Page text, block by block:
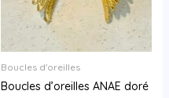
Boucles d'oreilles
Boucles d’oreilles ANAE doré